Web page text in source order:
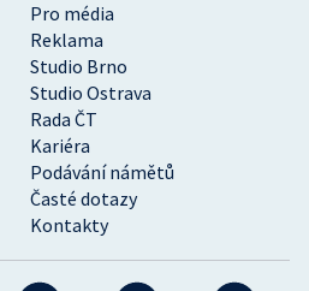
Pro média
Reklama
Studio Brno
Studio Ostrava
Rada ČT
Kariéra
Podávání námětů
Časté dotazy
Kontakty